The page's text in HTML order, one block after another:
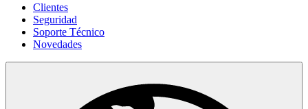
Clientes
Seguridad
Soporte Técnico
Novedades